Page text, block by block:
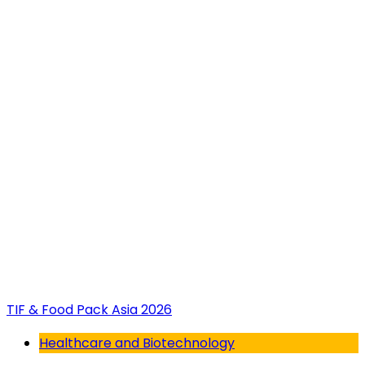
TIF & Food Pack Asia 2026
Healthcare and Biotechnology